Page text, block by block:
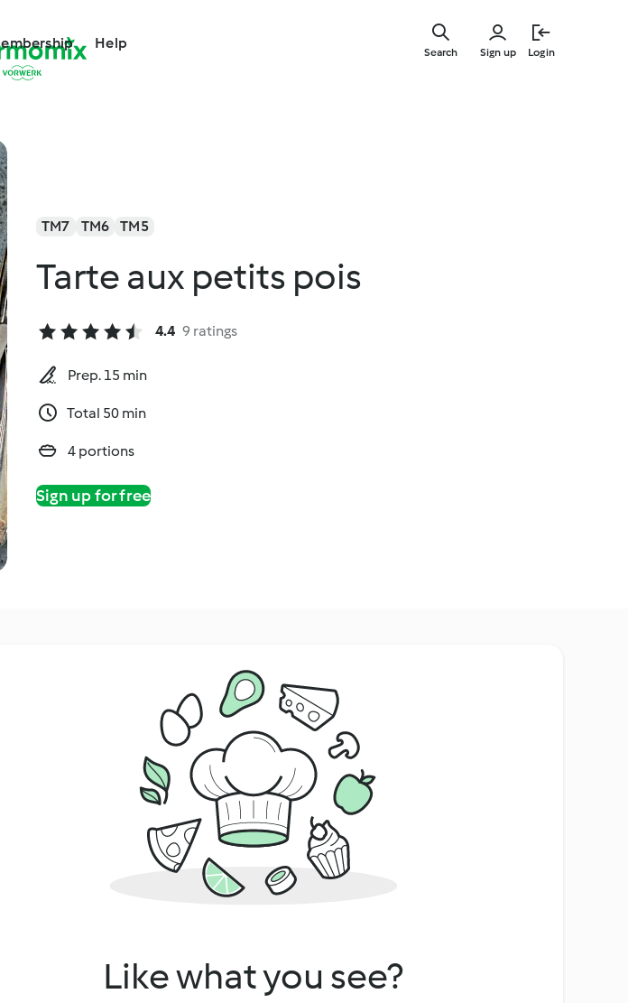
Help
Sign up Login
Search
TM7 TM6 TM5
Tarte aux petits pois
4.4 9 ratings
Prep. 15 min
Total 50 min
4 portions
Sign up for free
Like what you see?